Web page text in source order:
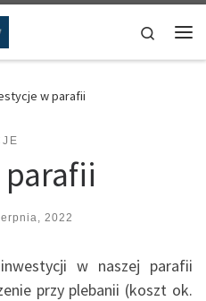
Search
w parafii
2022
w naszej parafii
przy plebanii (koszt ok.